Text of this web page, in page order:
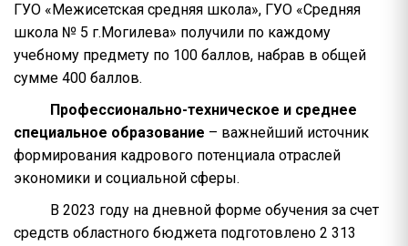
ГУО «Межисетская средняя школа», ГУО «Средняя
школа № 5 г.Могилева» получили по каждому
учебному предмету по 100 баллов, набрав в общей
сумме 400 баллов.
Профессионально-техническое и среднее
специальное образование – важнейший источник
формирования кадрового потенциала отраслей
экономики и социальной сферы.
В 2023 году на дневной форме обучения за счет
средств областного бюджета подготовлено 2 313